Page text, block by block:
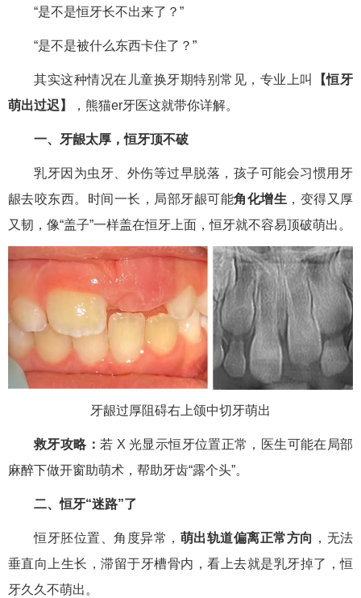
“是不是恒牙长不出来了？”
“是不是被什么东西卡住了？”
其实这种情况在儿童换牙期特别常见，专业上叫
【恒牙
萌出过迟】
，熊猫er牙医这就带你详解。
一、牙龈太厚，恒牙顶不破
乳牙因为虫牙、外伤等过早脱落，孩子可能会习惯用牙
龈去咬东西。时间一长，局部牙龈可能角化增生 ，变得又厚
又韧，像“盖子”一样盖在恒牙上面，恒牙就不容易顶破萌出。
牙龈过厚阻碍右上颌中切牙萌出
救牙攻略： 若 X 光显示恒牙位置正常，医生可能在局部
麻醉下做开窗助萌术，帮助牙齿“露个头”。
二、恒牙“迷路”了
恒牙胚位置、角度异常， 萌出轨道偏离正常方向 ，无法
垂直向上生长，滞留于牙槽骨内，看上去就是乳牙掉了，恒
牙久久不萌出。